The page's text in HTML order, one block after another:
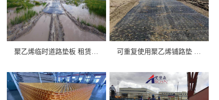
聚乙烯临时道路垫板 租赁/销售 可重复使用聚乙烯铺路垫 高承重